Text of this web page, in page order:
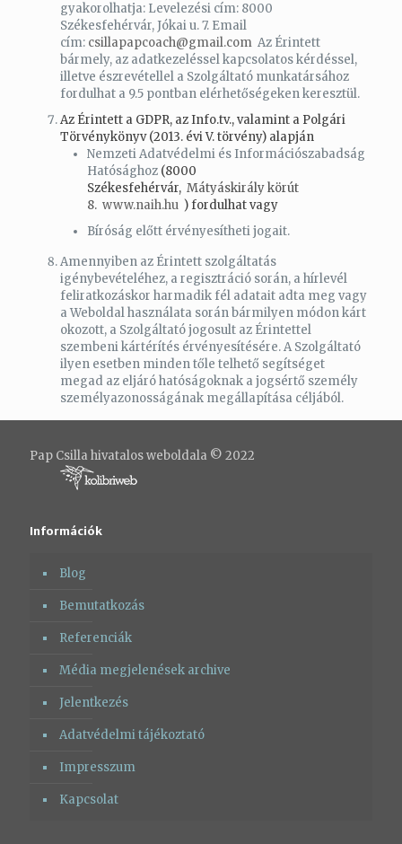
gyakorolhatja: Levelezési cím: 8000
Székesfehérvár, Jókai u. 7. Email
cím: csillapapcoach@gmail.com Az Érintett
bármely, az adatkezeléssel kapcsolatos kérdéssel,
illetve észrevétellel a Szolgáltató munkatársához
fordulhat a 9.5 pontban elérhetőségeken keresztül.
Az Érintett a GDPR, az Info.tv., valamint a Polgári
Törvénykönyv (2013. évi V. törvény) alapján
Nemzeti Adatvédelmi és Információszabadság
Hatósághoz(8000
Székesfehérvár, Mátyáskirály körút
8. www.naih.hu) fordulhat vagy
Bíróság előtt érvényesítheti jogait.
Amennyiben az Érintett szolgáltatás
igénybevételéhez, a regisztráció során, a hírlevél
feliratkozáskor harmadik fél adatait adta meg vagy
a Weboldal használata során bármilyen módon kárt
okozott, a Szolgáltató jogosult az Érintettel
szembeni kártérítés érvényesítésére. A Szolgáltató
ilyen esetben minden tőle telhető segítséget
megad az eljáró hatóságoknak a jogsértő személy
személyazonosságának megállapítása céljából.
Pap Csilla hivatalos weboldala © 2022
Információk
Blog
Bemutatkozás
Referenciák
Média megjelenések archive
Jelentkezés
Adatvédelmi tájékoztató
Impresszum
Kapcsolat